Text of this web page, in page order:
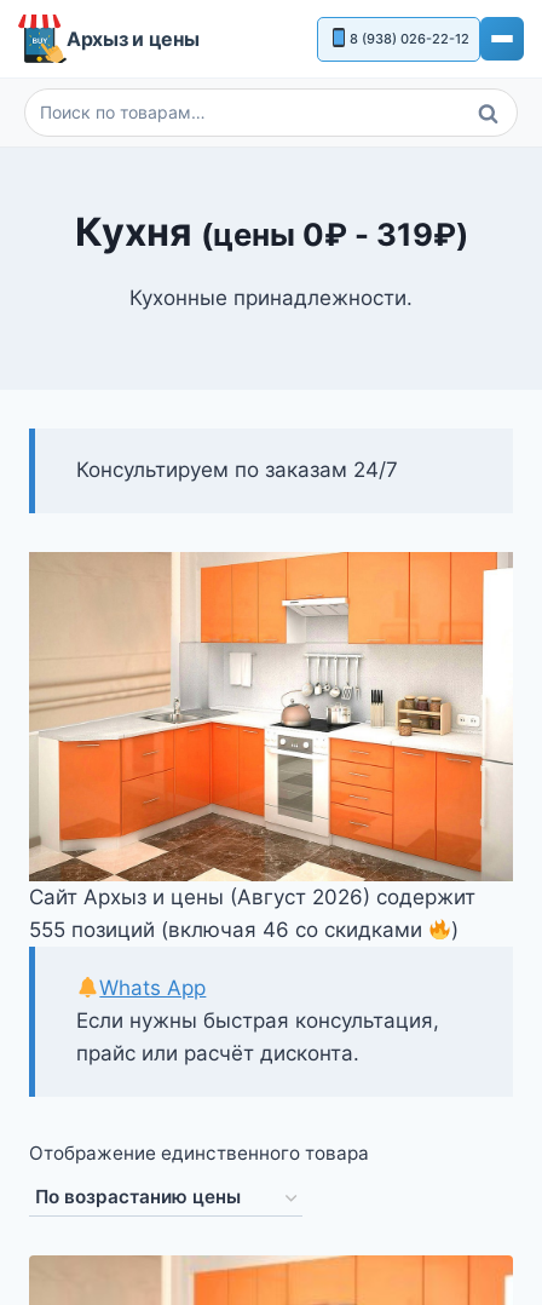
Перейти
Архыз и цены 8 (938) 026-22-12
Искать:
Поиск
Кухня (цены 0₽ - 319₽)
Кухонные принадлежности.
Консультируем по заказам 24/7
Сайт Архыз и цены (Август 2026) содержит
555 позиций (включая 46 со скидками
)
Если нужны быстрая консультация,
прайс или расчёт дисконта.
Whats App
Отображение единственного товара